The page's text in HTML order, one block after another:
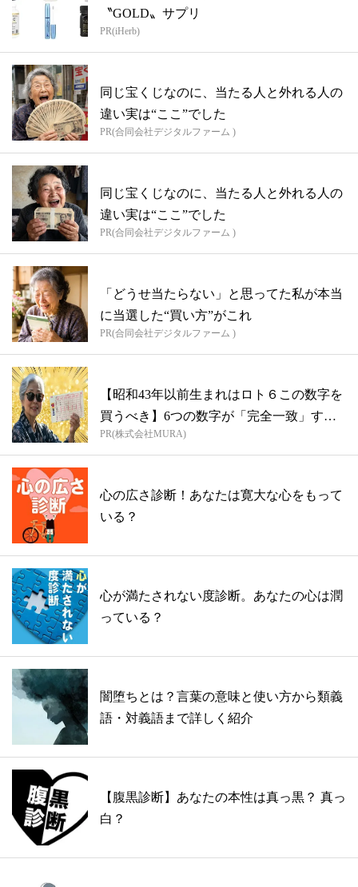
〝GOLD〟サプリ
PR(iHerb)
同じ宝くじなのに、当たる人と外れる人の
違い実は“ここ”でした
PR(合同会社デジタルファーム )
同じ宝くじなのに、当たる人と外れる人の
違い実は“ここ”でした
PR(合同会社デジタルファーム )
「どうせ当たらない」と思ってた私が本当
に当選した“買い方”がこれ
PR(合同会社デジタルファーム )
【昭和43年以前生まれはロト６この数字を
買うべき】6つの数字が「完全一致」する
方...
PR(株式会社MURA)
心の広さ診断！あなたは寛大な心をもって
いる？
心が満たされない度診断。あなたの心は潤
っている？
闇堕ちとは？言葉の意味と使い方から類義
語・対義語まで詳しく紹介
【腹黒診断】あなたの本性は真っ黒？ 真っ
白？